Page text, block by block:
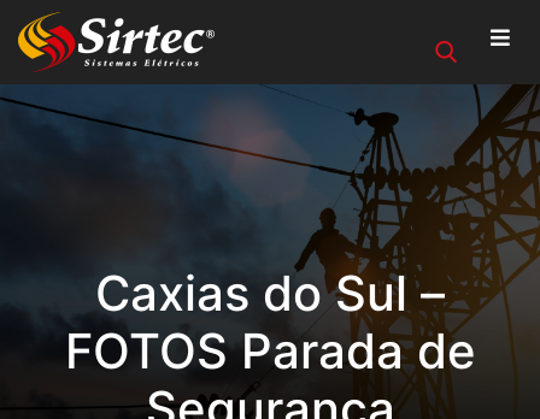
Caxias do Sul –
FOTOS Parada de